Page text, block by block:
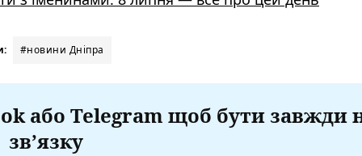
#новини Дніпра
або Telegram щоб бути завжди
зв’язку